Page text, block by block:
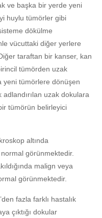
ve başka bir yerde yeni
huylu tümörler gibi
dökülme
vücuttaki diğer yerlere
taraftan bir kanser, kan
tümörden uzak
yeni tümörlere dönüşen
uzak dokulara
tümörün belirleyici
altında
görünmektedir.
malign veya
görünmektedir.
fazla farklı hastalık
çıktığı dokular